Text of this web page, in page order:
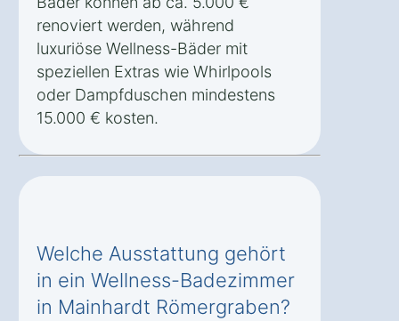
renoviert werden, während
luxuriöse Wellness-Bäder mit
speziellen Extras wie Whirlpools
oder Dampfduschen mindestens
15.000 € kosten.
Welche Ausstattung gehört
in ein Wellness-Badezimmer
in Mainhardt Römergraben?